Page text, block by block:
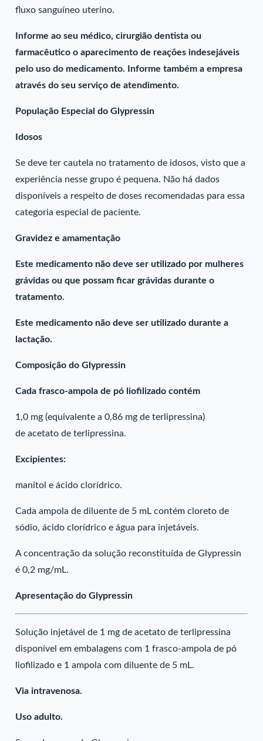
fluxo sanguíneo uterino.
Informe ao seu médico, cirurgião dentista ou
farmacêutico o aparecimento de reações indesejáveis
pelo uso do medicamento. Informe também a empresa
através do seu serviço de atendimento.
População Especial do Glypressin
Idosos
Se deve ter cautela no tratamento de idosos, visto que a
experiência nesse grupo é pequena. Não há dados
disponíveis a respeito de doses recomendadas para essa
categoria especial de paciente.
Gravidez e amamentação
Este medicamento não deve ser utilizado por mulheres
grávidas ou que possam ficar grávidas durante o
tratamento.
Este medicamento não deve ser utilizado durante a
lactação.
Composição do Glypressin
Cada frasco-ampola de pó liofilizado contém
1,0 mg (equivalente a 0,86 mg de terlipressina)
de acetato de terlipressina.
Excipientes:
manitol e ácido clorídrico.
Cada ampola de diluente de 5 mL contém cloreto de
sódio, ácido clorídrico e água para injetáveis.
A concentração da solução reconstituída de Glypressin
é 0,2 mg/mL.
Apresentação do Glypressin
Solução injetável de 1 mg de acetato de terlipressina
disponível em embalagens com 1 frasco-ampola de pó
liofilizado e 1 ampola com diluente de 5 mL.
Via intravenosa.
Uso adulto.